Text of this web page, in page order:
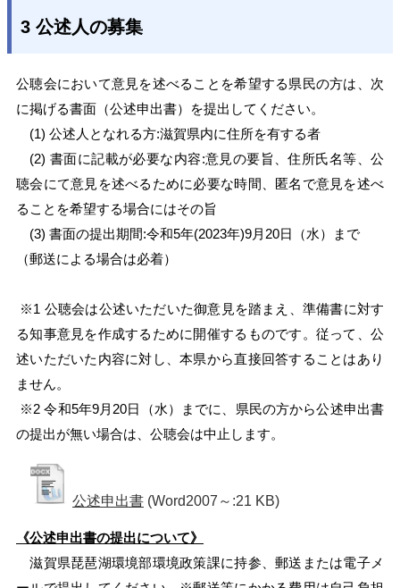
3 公述人の募集
公聴会において意見を述べることを希望する県民の方は、次
に掲げる書面（公述申出書）を提出してください。
(1) 公述人となれる方:滋賀県内に住所を有する者
(2) 書面に記載が必要な内容:意見の要旨、住所氏名等、公
聴会にて意見を述べるために必要な時間、匿名で意見を述べ
ることを希望する場合にはその旨
(3) 書面の提出期間:令和5年(2023年)9月20日（水）まで
（郵送による場合は必着）
※1 公聴会は公述いただいた御意見を踏まえ、準備書に対す
る知事意見を作成するために開催するものです。従って、公
述いただいた内容に対し、本県から直接回答することはあり
ません。
※2 令和5年9月20日（水）までに、県民の方から公述申出書
の提出が無い場合は、公聴会は中止します。
公述申出書 (Word2007～:21 KB)
《公述申出書の提出について》
滋賀県琵琶湖環境部環境政策課に持参、郵送または電子メ